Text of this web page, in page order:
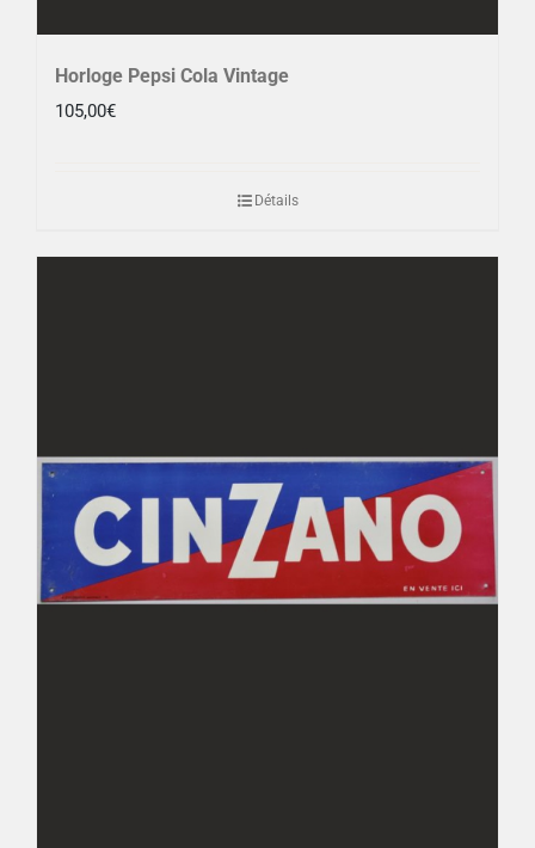
Horloge Pepsi Cola Vintage
105,00€
Détails